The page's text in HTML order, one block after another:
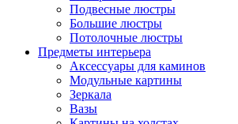
Подвесные люстры
Большие люстры
Потолочные люстры
Предметы интерьера
Аксессуары для каминов
Модульные картины
Зеркала
Вазы